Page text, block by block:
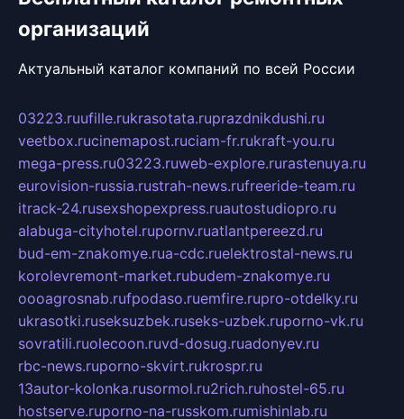
организаций
Актуальный каталог компаний по всей России
03223.ruufille.rukrasotata.ruprazdnikdushi.ru
veetbox.rucinemapost.ruciam-fr.rukraft-you.ru
mega-press.ru03223.ruweb-explore.rurastenuya.ru
eurovision-russia.rustrah-news.rufreeride-team.ru
itrack-24.rusexshopexpress.ruautostudiopro.ru
alabuga-cityhotel.rupornv.ruatlantpereezd.ru
bud-em-znakomye.rua-cdc.ruelektrostal-news.ru
korolevremont-market.rubudem-znakomye.ru
oooagrosnab.rufpodaso.ruemfire.rupro-otdelky.ru
ukrasotki.ruseksuzbek.ruseks-uzbek.ruporno-vk.ru
sovratili.ruolecoon.ruvd-dosug.ruadonyev.ru
rbc-news.ruporno-skvirt.rukrospr.ru
13autor-kolonka.rusormol.ru2rich.ruhostel-65.ru
hostserve.ruporno-na-russkom.rumishinlab.ru